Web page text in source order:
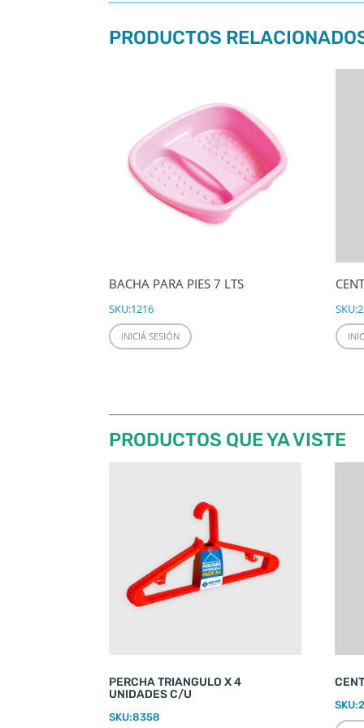
PRODUCTOS
BACHA PARA PIES 7 LTS
SKU:1216
INICIÁ SESIÓN
SKU:
PRODUCTOS QUE YA VISTE
PERCHA TRIANGULO X 4
UNIDADES C/U
SKU:8358
SKU: